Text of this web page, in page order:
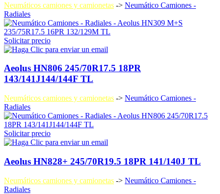
Neumáticos camiones y camionetas -> Neumático Camiones -
Radiales
Solicitar precio
Aeolus HN806 245/70R17.5 18PR
143/141J144/144F TL
Neumáticos camiones y camionetas -> Neumático Camiones -
Radiales
Solicitar precio
Aeolus HN828+ 245/70R19.5 18PR 141/140J TL
Neumáticos camiones y camionetas -> Neumático Camiones -
Radiales